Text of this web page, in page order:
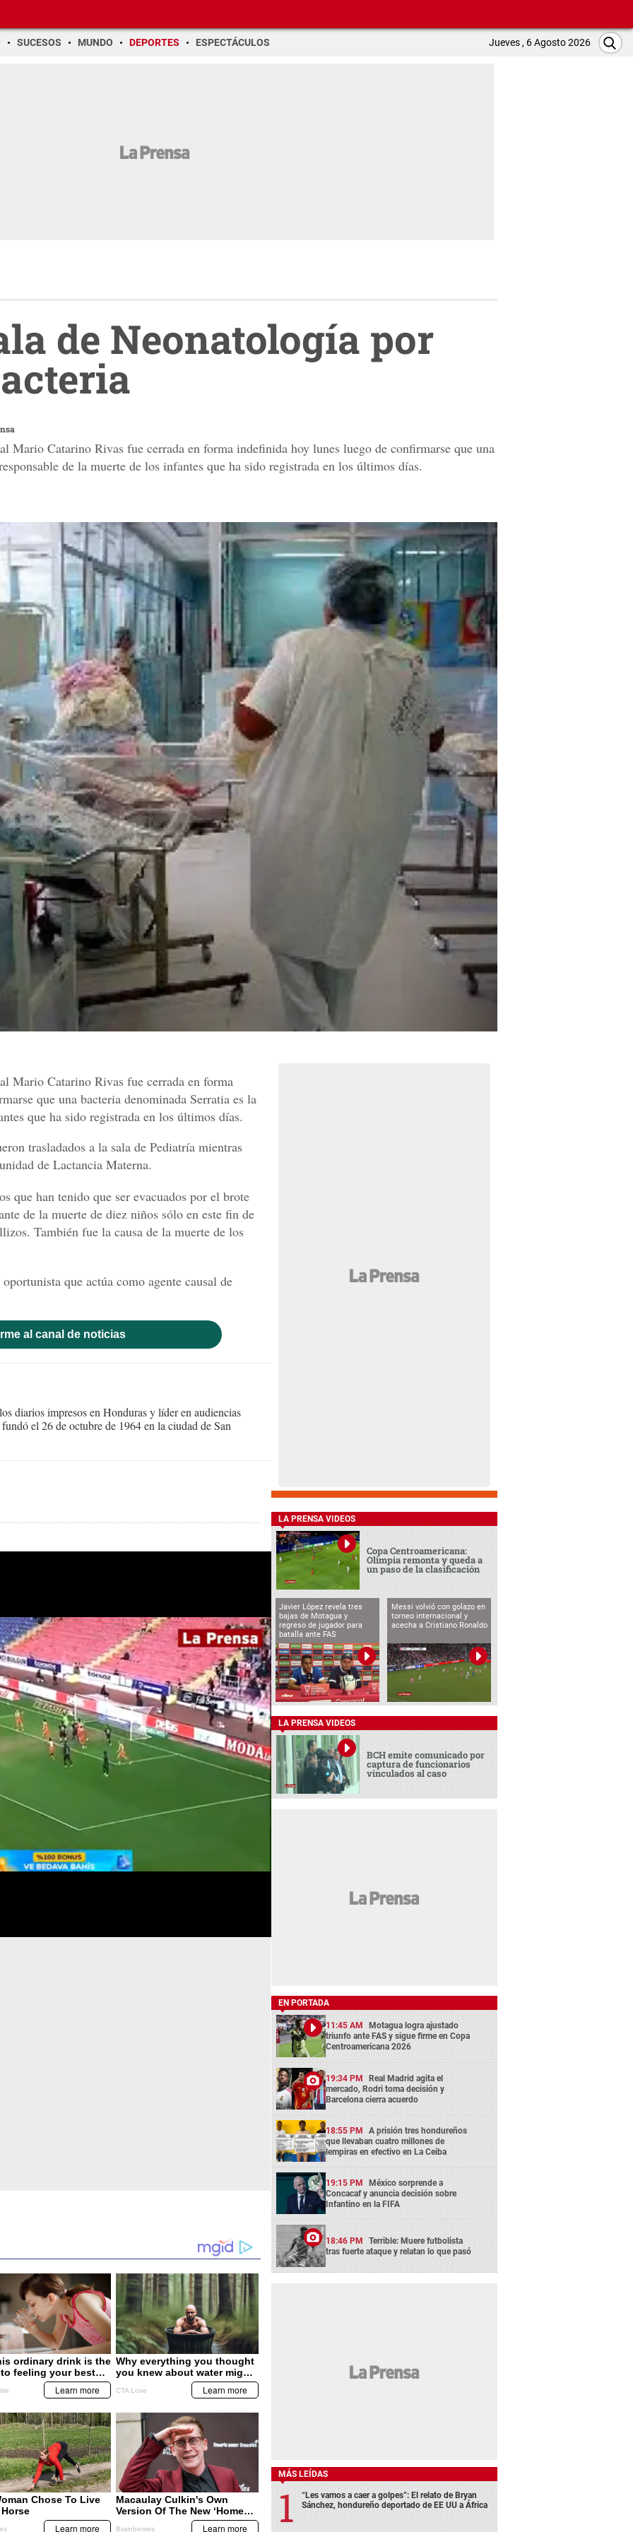
SUCESOS MUNDO DEPORTES ESPECTÁCULOS Jueves , 6 Agosto 2026
de Neonatología por
Mario Catarino Rivas fue cerrada en forma indefinida hoy lunes luego de confirmarse que una
de la muerte de los infantes que ha sido registrada en los últimos días.
Mario Catarino Rivas fue cerrada en forma
que una bacteria denominada Serratia es la
que ha sido registrada en los últimos días.
trasladados a la sala de Pediatría mientras
de Lactancia Materna.
que han tenido que ser evacuados por el brote
de la muerte de diez niños sólo en este fin de
También fue la causa de la muerte de los
que actúa como agente causal de
al canal de noticias
diarios impresos en Honduras y líder en audiencias
el 26 de octubre de 1964 en la ciudad de San
LA PRENSA VIDEOS
Copa Centroamericana:
Olimpia remonta y queda a
un paso de la clasificación
Javier López revela tres
bajas de Motagua y
regreso de jugador para
batalla ante FAS
Messi volvió con golazo en
torneo internacional y
acecha a Cristiano Ronaldo
LA PRENSA VIDEOS
BCH emite comunicado por
captura de funcionarios
vinculados al caso
EN PORTADA
11:45 AM Motagua logra ajustado
triunfo ante FAS y sigue firme en Copa
Centroamericana 2026
19:34 PM Real Madrid agita el
mercado, Rodri toma decisión y
Barcelona cierra acuerdo
18:55 PM A prisión tres hondureños
que llevaban cuatro millones de
lempiras en efectivo en La Ceiba
19:15 PM México sorprende a
Concacaf y anuncia decisión sobre
Infantino en la FIFA
18:46 PM Terrible: Muere futbolista
tras fuerte ataque y relatan lo que pasó
MÁS LEÍDAS
“Les vamos a caer a golpes”: El relato de Bryan
Sánchez, hondureño deportado de EE UU a África